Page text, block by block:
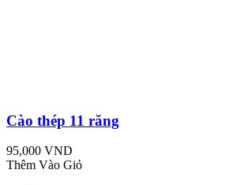
Cào thép 11 răng
95,000 VND
Thêm Vào Giỏ